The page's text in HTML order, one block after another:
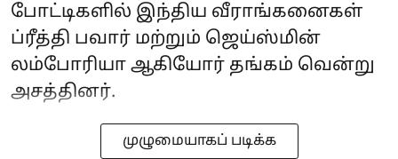
போட்டிகளில் இந்திய வீராங்கனைகள்
ப்ரீத்தி பவார் மற்றும் ஜெய்ஸ்மின்
லம்போரியா ஆகியோர் தங்கம் வென்று
அசத்தினர்.
முழுமையாகப் படிக்க